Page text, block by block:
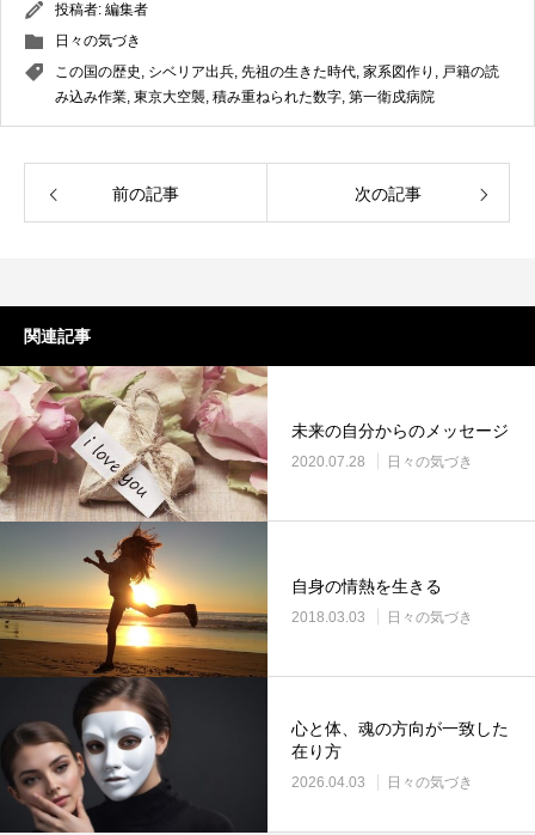
投稿者: 編集者
日々の気づき
この国の歴史 , シベリア出兵, 先祖の生きた時代, 家系図作り , 戸籍の読
み込み作業, 東京大空襲, 積み重ねられた数字, 第一衛戍病院
前の記事 次の記事
関連記事
未来の自分からのメッセージ
2020.07.28 日々の気づき
自身の情熱を生きる
2018.03.03 日々の気づき
心と体、魂の方向が一致した
在り方
2026.04.03 日々の気づき